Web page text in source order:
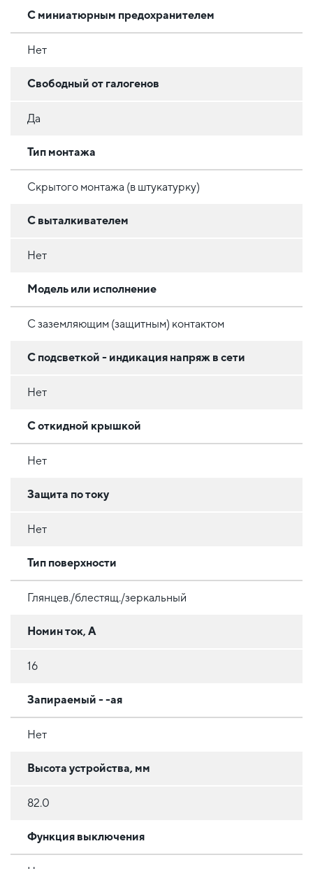
С миниатюрным предохранителем
Нет
Свободный от галогенов
Да
Тип монтажа
Скрытого монтажа (в штукатурку)
С выталкивателем
Нет
Модель или исполнение
С заземляющим (защитным) контактом
С подсветкой - индикация напряж в сети
Нет
С откидной крышкой
Нет
Защита по току
Нет
Тип поверхности
Глянцев./блестящ./зеркальный
Номин ток, А
16
Запираемый - -ая
Нет
Высота устройства, мм
82.0
Функция выключения